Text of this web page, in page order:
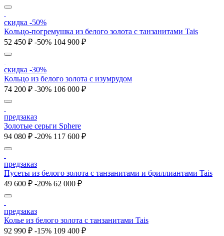
скидка -50%
Кольцо-погремушка из белого золота с танзанитами Tais
52 450 ₽ -50% 104 900 ₽
скидка -30%
Кольцо из белого золота с изумрудом
74 200 ₽ -30% 106 000 ₽
предзаказ
Золотые серьги Sphere
94 080 ₽ -20% 117 600 ₽
предзаказ
Пусеты из белого золота с танзанитами и бриллиантами Tais
49 600 ₽ -20% 62 000 ₽
предзаказ
Колье из белого золота с танзанитами Tais
92 990 ₽ -15% 109 400 ₽